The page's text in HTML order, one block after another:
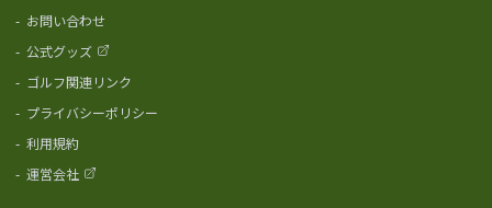
- お問い合わせ
- 公式グッズ
- ゴルフ関連リンク
- プライバシーポリシー
- 利用規約
- 運営会社